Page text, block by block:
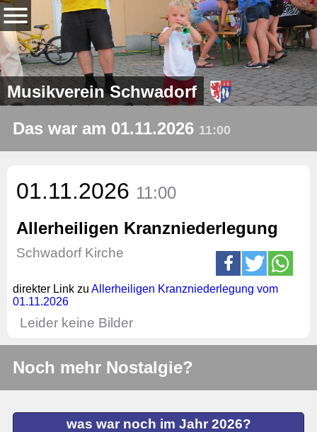
Musikverein Schwadorf
Das war am 01.11.2026 11:00
01.11.2026 11:00
Allerheiligen Kranzniederlegung
Schwadorf Kirche
direkter Link zu Allerheiligen Kranzniederlegung vom
01.11.2026
Leider keine Bilder
Noch mehr Nostalgie?
was war noch im Jahr 2026?